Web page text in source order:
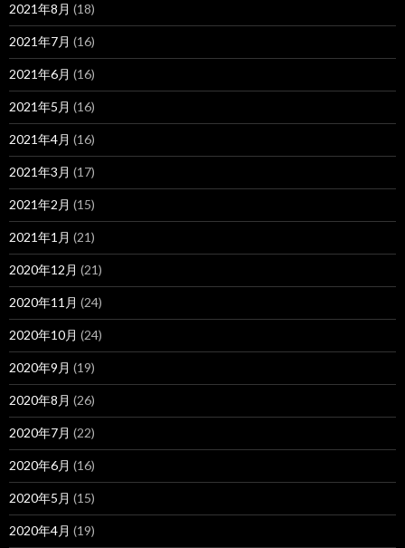
2021年8月 (18)
2021年7月 (16)
2021年6月 (16)
2021年5月 (16)
2021年4月 (16)
2021年3月 (17)
2021年2月 (15)
2021年1月 (21)
2020年12月 (21)
2020年11月 (24)
2020年10月 (24)
2020年9月 (19)
2020年8月 (26)
2020年7月 (22)
2020年6月 (16)
2020年5月 (15)
2020年4月 (19)